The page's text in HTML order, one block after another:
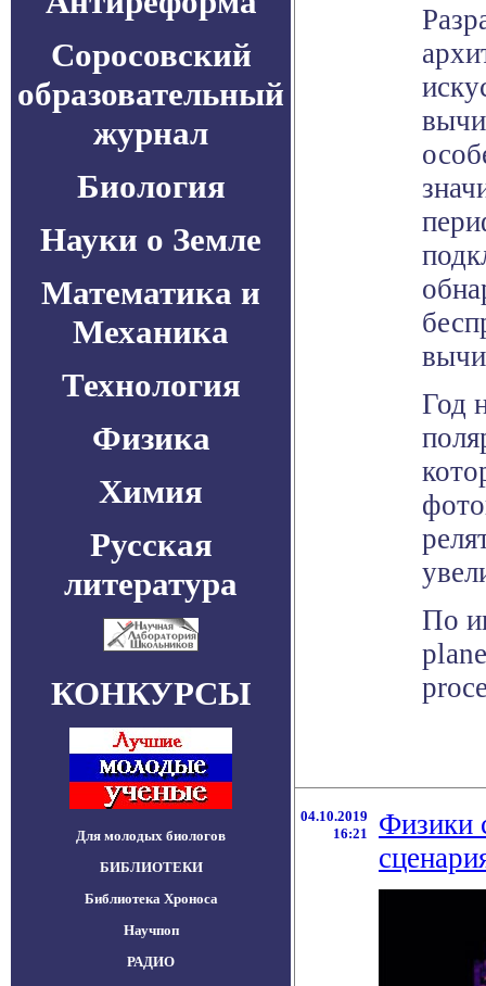
Соросовский
образовательный
журнал
Биология
Науки о Земле
Математика и
Механика
Технология
Физика
Химия
Русская
литература
КОНКУРСЫ
Для молодых биологов
БИБЛИОТЕКИ
Библиотека Хроноса
Научпоп
РАДИО
Год
По
04.10.2019
16:21
Физики